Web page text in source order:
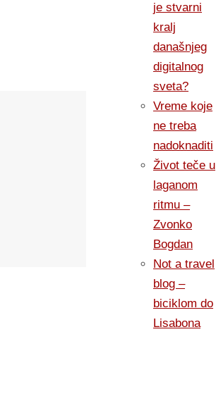
je stvarni
kralj
današnjeg
digitalnog
sveta?
Vreme koje
ne treba
nadoknaditi
Život teče u
laganom
ritmu –
Zvonko
Bogdan
Not a travel
blog –
biciklom do
Lisabona